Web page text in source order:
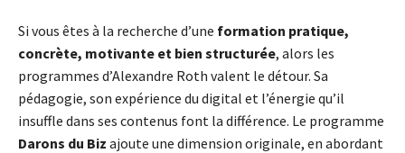
Si vous êtes à la recherche d’une formation pratique,
concrète, motivante et bien structurée, alors les
programmes d’Alexandre Roth valent le détour. Sa
pédagogie, son expérience du digital et l’énergie qu’il
insuffle dans ses contenus font la différence. Le programme
Darons du Biz ajoute une dimension originale, en abordant